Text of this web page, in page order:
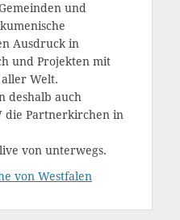
und
Ausdruck in
und Projekten mit
Welt.
deshalb auch
die Partnerkirchen in
von unterwegs.
von Westfalen